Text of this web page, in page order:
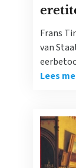
Frans
van
Lees